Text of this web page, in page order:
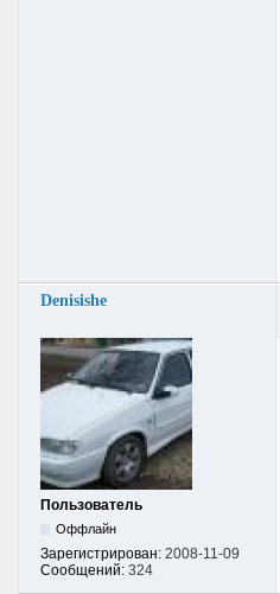
Denisishe
Пользователь
Оффлайн
Зарегистрирован: 2008-11-09
Сообщений: 324